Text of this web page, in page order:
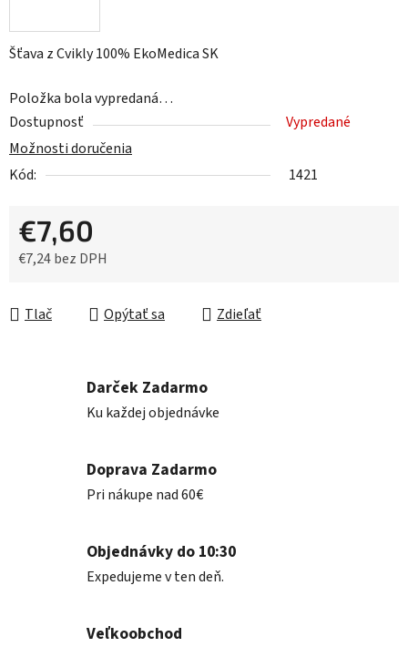
Šťava z Cvikly 100% EkoMedica SK
Položka bola vypredaná…
Dostupnosť
Vypredané
Možnosti doručenia
Kód:
1421
€7,60
€7,24 bez DPH
Tlač
Opýtať sa Zdieľať
Darček Zadarmo
Ku každej objednávke
Doprava Zadarmo
Pri nákupe nad 60€
Objednávky do 10:30
Expedujeme v ten deň.
Veľkoobchod